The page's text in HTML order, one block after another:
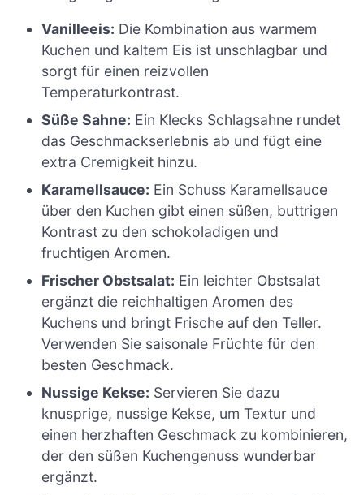
Vanilleeis: Die Kombination aus warmem
Kuchen und kaltem Eis ist unschlagbar und
sorgt für einen reizvollen
Temperaturkontrast.
Süße Sahne: Ein Klecks Schlagsahne rundet
das Geschmackserlebnis ab und fügt eine
extra Cremigkeit hinzu.
Karamellsauce: Ein Schuss Karamellsauce
über den Kuchen gibt einen süßen, buttrigen
Kontrast zu den schokoladigen und
fruchtigen Aromen.
Frischer Obstsalat: Ein leichter Obstsalat
ergänzt die reichhaltigen Aromen des
Kuchens und bringt Frische auf den Teller.
Verwenden Sie saisonale Früchte für den
besten Geschmack.
Nussige Kekse: Servieren Sie dazu
knusprige, nussige Kekse, um Textur und
einen herzhaften Geschmack zu kombinieren,
der den süßen Kuchengenuss wunderbar
ergänzt.